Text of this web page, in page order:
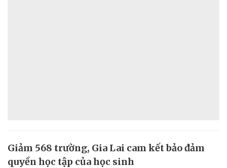
Giảm 568 trường, Gia Lai cam kết bảo đảm
quyền học tập của học sinh